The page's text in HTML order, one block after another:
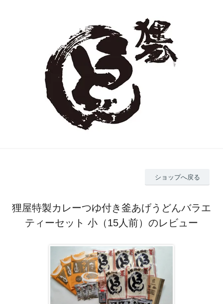
ショップへ戻る
狸屋特製カレーつゆ付き釜あげうどんバラエ
ティーセット 小（15人前）のレビュー